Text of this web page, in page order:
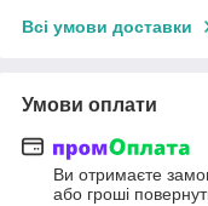
Всі умови доставки
Умови оплати
Ви отримаєте
або гроші